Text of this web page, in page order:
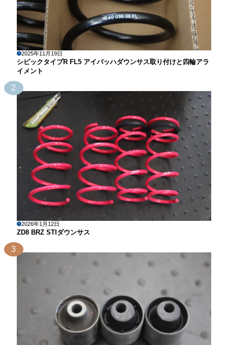
2025年11月19日
シビックタイプR FL5 アイバッハダウンサス取り付けと四輪アラ
イメント
2
2026年1月12日
ZD8 BRZ STIダウンサス
3